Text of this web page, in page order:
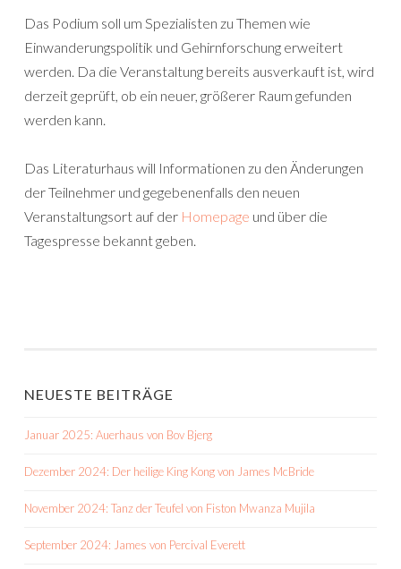
Das Podium soll um Spezialisten zu Themen wie
Einwanderungspolitik und Gehirnforschung erweitert
werden. Da die Veranstaltung bereits ausverkauft ist, wird
derzeit geprüft, ob ein neuer, größerer Raum gefunden
werden kann.
Das Literaturhaus will Informationen zu den Änderungen
der Teilnehmer und gegebenenfalls den neuen
Veranstaltungsort auf der Homepage und über die
Tagespresse bekannt geben.
NEUESTE BEITRÄGE
Januar 2025: Auerhaus von Bov Bjerg
Dezember 2024: Der heilige King Kong von James McBride
November 2024: Tanz der Teufel von Fiston Mwanza Mujila
September 2024: James von Percival Everett